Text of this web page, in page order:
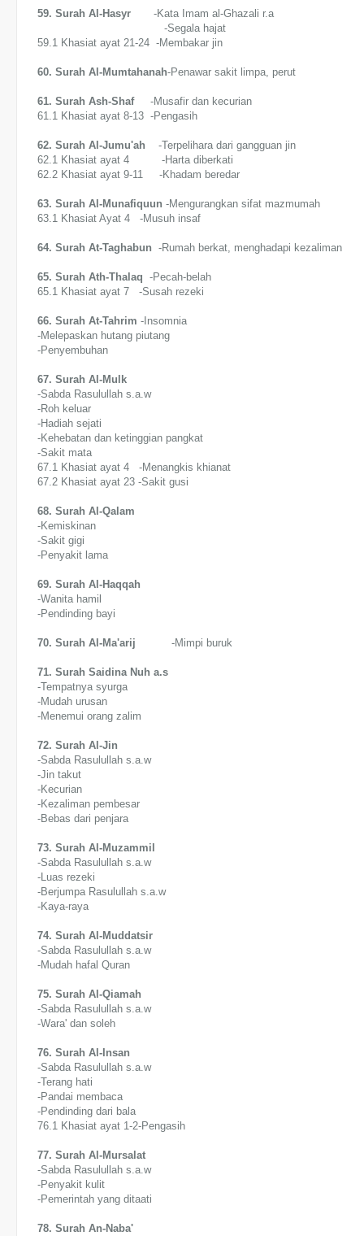
59. Surah Al-Hasyr
-Kata Imam al-Ghazali r.a
-Segala hajat
59.1 Khasiat ayat 21-24 -Membakar jin
60. Surah Al-Mumtahanah-Penawar sakit limpa, perut
61. Surah Ash-Shaf-Musafir dan kecurian
61.1 Khasiat ayat 8-13 -Pengasih
62. Surah Al-Jumu'ah
-Terpelihara dari gangguan jin
62.1 Khasiat ayat 4 -Harta diberkati
62.2 Khasiat ayat 9-11 -Khadam beredar
63. Surah Al-Munafiquun -Mengurangkan sifat mazmumah
63.1 Khasiat Ayat 4 -Musuh insaf
64. Surah At-Taghabun -Rumah berkat, menghadapi kezaliman
65. Surah Ath-Thalaq -Pecah-belah
65.1 Khasiat ayat 7 -Susah rezeki
66. Surah At-Tahrim -Insomnia
-Melepaskan hutang piutang
-Penyembuhan
67. Surah Al-Mulk
-Sabda Rasulullah s.a.w
-Roh keluar
-Hadiah sejati
-Kehebatan dan ketinggian pangkat
-Sakit mata
67.1 Khasiat ayat 4 -Menangkis khianat
67.2 Khasiat ayat 23 -Sakit gusi
68. Surah Al-Qalam
-Kemiskinan
-Sakit gigi
-Penyakit lama
69. Surah Al-Haqqah
-Wanita hamil
-Pendinding bayi
70. Surah Al-Ma'arij -Mimpi buruk
71. Surah Saidina Nuh a.s
-Tempatnya syurga
-Mudah urusan
-Menemui orang zalim
72. Surah Al-Jin
-Sabda Rasulullah s.a.w
-Jin takut
-Kecurian
-Kezaliman pembesar
-Bebas dari penjara
73. Surah Al-Muzammil
-Sabda Rasulullah s.a.w
-Luas rezeki
-Berjumpa Rasulullah s.a.w
-Kaya-raya
74. Surah Al-Muddatsir
-Sabda Rasulullah s.a.w
-Mudah hafal Quran
75. Surah Al-Qiamah
-Sabda Rasulullah s.a.w
-Wara' dan soleh
76. Surah Al-Insan
-Sabda Rasulullah s.a.w
-Terang hati
-Pandai membaca
-Pendinding dari bala
76.1 Khasiat ayat 1-2-Pengasih
77. Surah Al-Mursalat
-Sabda Rasulullah s.a.w
-Penyakit kulit
-Pemerintah yang ditaati
78. Surah An-Naba'